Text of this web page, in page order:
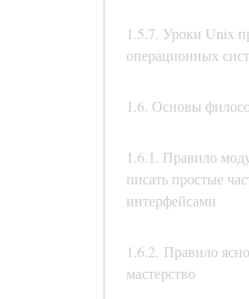
1.5.7. Уроки Unix
операционных
1.6. Основы
1.6.1. Правило
писать простые
интерфейсами
1.6.2. Правило
мастерство